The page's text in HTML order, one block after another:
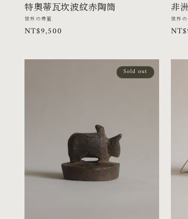
特奧蒂瓦坎波紋赤陶筒
廠
商：
世界の骨董
定
NT$9,500
非
廠
商：
世界
定
Sold out